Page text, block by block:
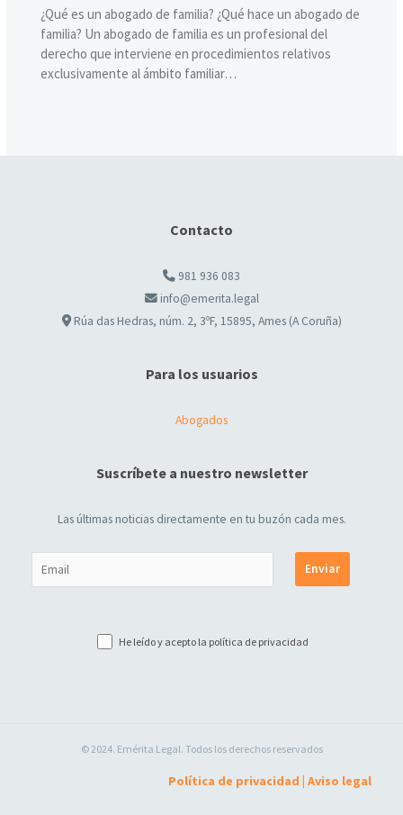
¿Qué es un abogado de familia? ¿Qué hace un abogado de
familia? Un abogado de familia es un profesional del
derecho que interviene en procedimientos relativos
exclusivamente al ámbito familiar…
Contacto
981 936 083
info@emerita.legal
Rúa das Hedras, núm. 2, 3ºF, 15895, Ames (A Coruña)
Para los usuarios
Abogados
Suscríbete a nuestro newsletter
Las últimas noticias directamente en tu buzón cada mes.
He leído y acepto la política de privacidad
© 2024. Emérita Legal. Todos los derechos reservados
Política de privacidad | Aviso legal